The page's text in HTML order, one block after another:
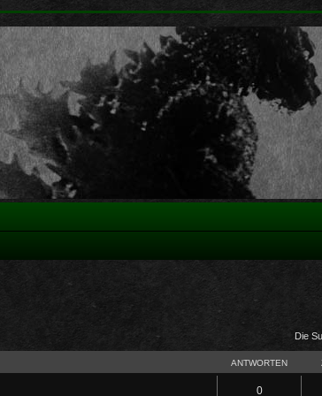
Die
ANTWORTEN
0